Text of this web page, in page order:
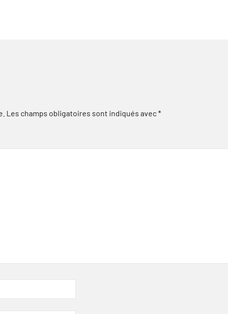
Les champs obligatoires sont indiqués avec*